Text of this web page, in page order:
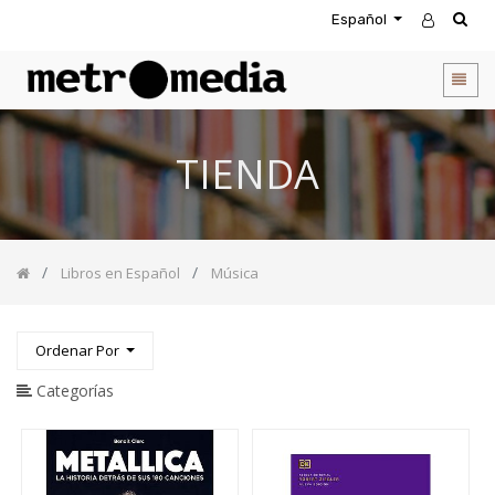
Español
TIENDA
Libros en Español Música
Ordenar Por
Categorías
PRODUCTOS
productos
Novedades
Agendas
Accesorios
Entretenimiento